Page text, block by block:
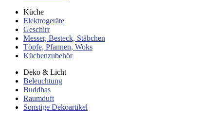
Küche
Elektrogeräte
Geschirr
Messer, Besteck, Stäbchen
Töpfe, Pfannen, Woks
Küchenzubehör
Deko & Licht
Beleuchtung
Buddhas
Raumduft
Sonstige Dekoartikel